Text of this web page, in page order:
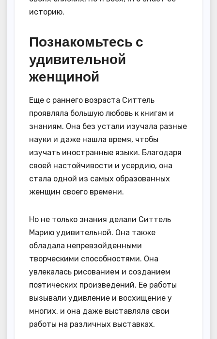
историю.
Познакомьтесь с
удивительной
женщиной
Еще с раннего возраста Ситтель
проявляла большую любовь к книгам и
знаниям. Она без устали изучала разные
науки и даже нашла время, чтобы
изучать иностранные языки. Благодаря
своей настойчивости и усердию, она
стала одной из самых образованных
женщин своего времени.
Но не только знания делали Ситтель
Марию удивительной. Она также
обладала непревзойденными
творческими способностями. Она
увлекалась рисованием и созданием
поэтических произведений. Ее работы
вызывали удивление и восхищение у
многих, и она даже выставляла свои
работы на различных выставках.